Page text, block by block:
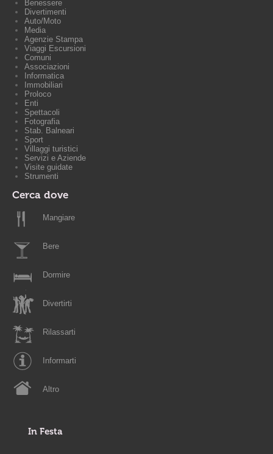
Benessere
Divertimenti
Auto/Moto
Media
Agenzie Stampa
Viaggi Escursioni
Comuni
Associazioni
Informatica
Immobiliari
Proloco
Enti
Spettacoli
Fotografia
Stab. Balneari
Sport
Villaggi turistici
Servizi e Aziende
Visite guidate
Strumenti
Cerca dove
Mangiare
Bere
Dormire
Divertirti
Rilassarti
Informarti
Altro
In Festa